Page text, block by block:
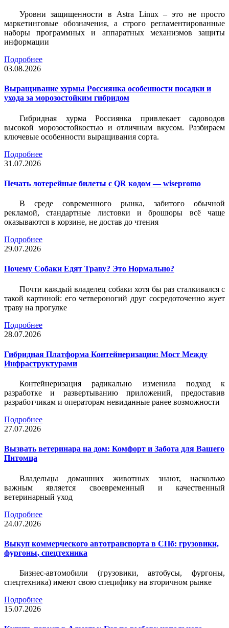
Уровни защищенности в Astra Linux – это не просто
маркетинговые обозначения, а строго регламентированные
наборы программных и аппаратных механизмов защиты
информации
Подробнее
03.08.2026
Выращивание хурмы Россиянка особенности посадки и
ухода за морозостойким гибридом
Гибридная хурма Россиянка привлекает садоводов
высокой морозостойкостью и отличным вкусом. Разбираем
ключевые особенности выращивания сорта.
Подробнее
31.07.2026
Печать лотерейные билеты c QR кодом — wisepromo
В среде современного рынка, забитого обычной
рекламой, стандартные листовки и брошюры всё чаще
оказываются в корзине, не достав до чтения
Подробнее
29.07.2026
Почему Собаки Едят Траву? Это Нормально?
Почти каждый владелец собаки хотя бы раз сталкивался с
такой картиной: его четвероногий друг сосредоточенно жует
траву на прогулке
Подробнее
28.07.2026
Гибридная Платформа Контейнеризации: Мост Между
Инфраструктурами
Контейнеризация радикально изменила подход к
разработке и развертыванию приложений, предоставив
разработчикам и операторам невиданные ранее возможности
Подробнее
27.07.2026
Вызвать ветеринара на дом: Комфорт и Забота для Вашего
Питомца
Владельцы домашних животных знают, насколько
важным является своевременный и качественный
ветеринарный уход
Подробнее
24.07.2026
Выкуп коммерческого автотранспорта в СПб: грузовики,
фургоны, спецтехника
Бизнес-автомобили (грузовики, автобусы, фургоны,
спецтехника) имеют свою специфику на вторичном рынке
Подробнее
15.07.2026